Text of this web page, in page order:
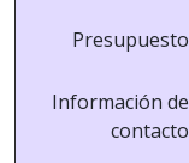
Presupuesto
Información de
contacto